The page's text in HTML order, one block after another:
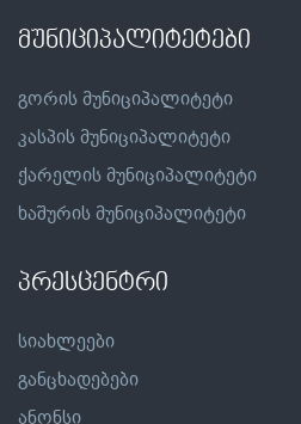
მუნიციპალიტეტები
გორის მუნიციპალიტეტი
კასპის მუნიციპალიტეტი
ქარელის მუნიციპალიტეტი
ხაშურის მუნიციპალიტეტი
პრესცენტრი
სიახლეები
განცხადებები
ანონსი